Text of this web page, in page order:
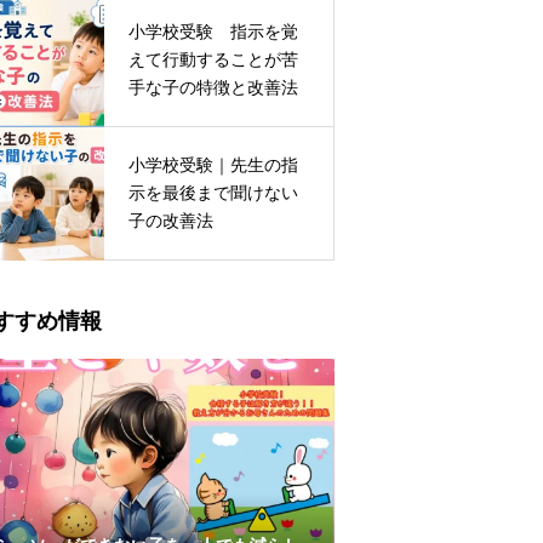
小学校受験 指示を覚
えて行動することが苦
手な子の特徴と改善法
小学校受験｜先生の指
示を最後まで聞けない
子の改善法
すめ情報